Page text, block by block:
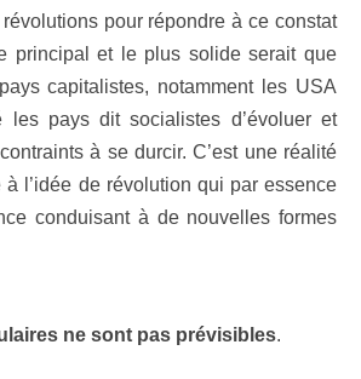
pour répondre à ce constat
principal et le plus solide serait que
capitalistes, notamment les USA
les pays dit socialistes d’évoluer et
à se durcir. C’est une réalité
à l’idée de révolution qui par essence
conduisant à de nouvelles formes
ne sont pas prévisibles.